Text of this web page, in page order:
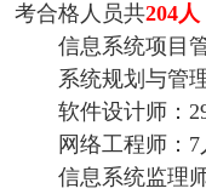
考合格人员共204人
信息系统项目
系统规划与管
软件设计师：
网络工程师：7
信息系统监理